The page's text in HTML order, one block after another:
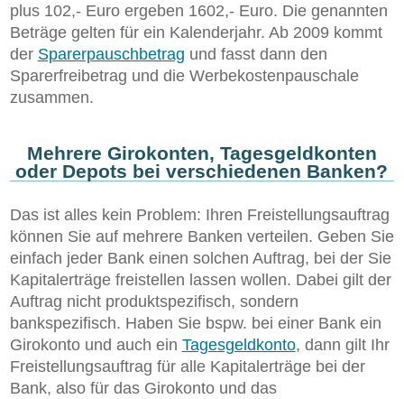
plus 102,- Euro ergeben 1602,- Euro. Die genannten
Beträge gelten für ein Kalenderjahr. Ab 2009 kommt
der Sparerpauschbetrag und fasst dann den
Sparerfreibetrag und die Werbekostenpauschale
zusammen.
Mehrere Girokonten, Tagesgeldkonten
oder Depots bei verschiedenen Banken?
Das ist alles kein Problem: Ihren Freistellungsauftrag
können Sie auf mehrere Banken verteilen. Geben Sie
einfach jeder Bank einen solchen Auftrag, bei der Sie
Kapitalerträge freistellen lassen wollen. Dabei gilt der
Auftrag nicht produktspezifisch, sondern
bankspezifisch. Haben Sie bspw. bei einer Bank ein
Girokonto und auch ein Tagesgeldkonto, dann gilt Ihr
Freistellungsauftrag für alle Kapitalerträge bei der
Bank, also für das Girokonto und das